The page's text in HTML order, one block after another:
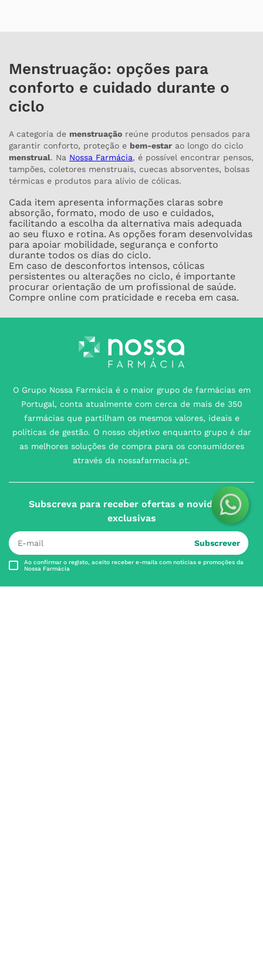
Menstruação: opções para
conforto e cuidado durante o
ciclo
A categoria de menstruação reúne produtos pensados para
garantir conforto, proteção e bem-estar ao longo do ciclo
menstrual. Na Nossa Farmácia, é possível encontrar pensos,
tampões, coletores menstruais, cuecas absorventes, bolsas
térmicas e produtos para alívio de cólicas.
Cada item apresenta informações claras sobre
absorção, formato, modo de uso e cuidados,
facilitando a escolha da alternativa mais adequada
ao seu fluxo e rotina. As opções foram desenvolvidas
para apoiar mobilidade, segurança e conforto
durante todos os dias do ciclo.
Em caso de desconfortos intensos, cólicas
persistentes ou alterações no ciclo, é importante
procurar orientação de um profissional de saúde.
Compre online com praticidade e receba em casa.
O Grupo Nossa Farmácia é o maior grupo de farmácias em
Portugal, conta atualmente com cerca de mais de 350
farmácias que partilham os mesmos valores, ideais e
políticas de gestão. O nosso objetivo enquanto grupo é dar
as melhores soluções de compra para os consumidores
através da nossafarmacia.pt.
Subscreva para receber ofertas e novidades
exclusivas
Subscrever
Ao confirmar o registo, aceito receber e-mails com notícias e promoções da
Nossa Farmácia